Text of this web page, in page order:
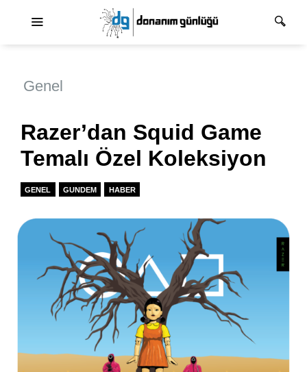
Genel
Razer’dan Squid Game
Temalı Özel Koleksiyon
GENEL GUNDEM HABER